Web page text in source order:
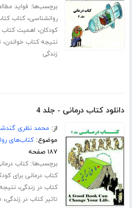
برچسب‌ها: فواید
روانشناسی،کتاب
کودکان، اهمیت کتاب
نتیجه کتاب خواندن،
زندگی
دانلود کتاب درمانی - جلد 4
از: محمد نظری
موضوع:کتاب‌های
۱۸۷ صفحه
برچسب‌ها:کتاب
کتاب درمانی برای
کتاب در زندگی،
تاثیر کتاب در زندگی،